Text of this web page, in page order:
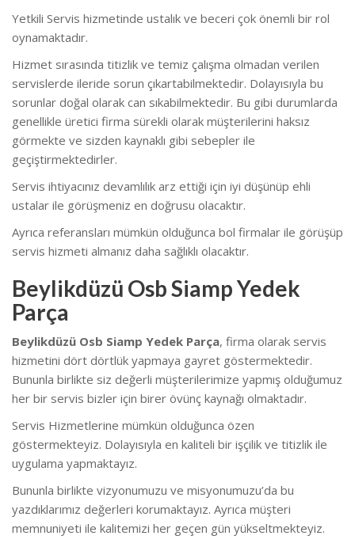
Yetkili Servis hizmetinde ustalık ve beceri çok önemli bir rol
oynamaktadır.
Hizmet sırasında titizlik ve temiz çalışma olmadan verilen
servislerde ileride sorun çıkartabilmektedir. Dolayısıyla bu
sorunlar doğal olarak can sıkabilmektedir. Bu gibi durumlarda
genellikle üretici firma sürekli olarak müşterilerini haksız
görmekte ve sizden kaynaklı gibi sebepler ile
geçiştirmektedirler.
Servis ihtiyacınız devamlılık arz ettiği için iyi düşünüp ehli
ustalar ile görüşmeniz en doğrusu olacaktır.
Ayrıca referansları mümkün olduğunca bol firmalar ile görüşüp
servis hizmeti almanız daha sağlıklı olacaktır.
Beylikdüzü Osb Siamp Yedek
Parça
Beylikdüzü Osb Siamp Yedek Parça, firma olarak servis
hizmetini dört dörtlük yapmaya gayret göstermektedir.
Bununla birlikte siz değerli müşterilerimize yapmış olduğumuz
her bir servis bizler için birer övünç kaynağı olmaktadır.
Servis Hizmetlerine mümkün olduğunca özen
göstermekteyiz. Dolayısıyla en kaliteli bir işçilik ve titizlik ile
uygulama yapmaktayız.
Bununla birlikte vizyonumuzu ve misyonumuzu’da bu
yazdıklarımız değerleri korumaktayız. Ayrıca müşteri
memnuniyeti ile kalitemizi her geçen gün yükseltmekteyiz.